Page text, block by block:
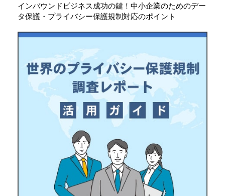
インバウンドビジネス成功の鍵！中小企業のためのデー
タ保護・プライバシー保護規制対応のポイント